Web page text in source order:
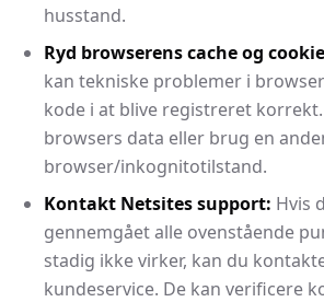
husstand.
Ryd browserens cache og
kan tekniske problemer i
kode i at blive registreret
browsers data eller brug en
browser/inkognitotilstand.
Kontakt Netsites support: Hvis
gennemgået alle ovenstående
stadig ikke virker, kan du
kundeservice. De kan verificere